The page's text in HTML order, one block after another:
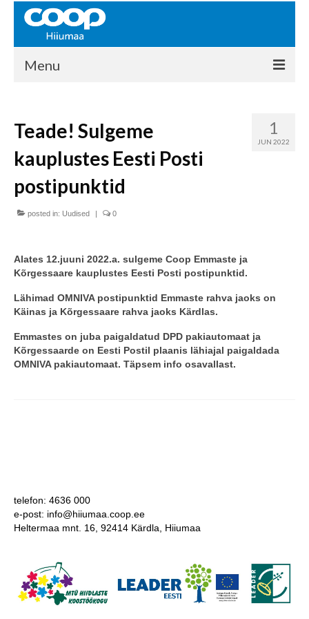
Menu
Kontakt
Liikmed
Ajalugu
KAUPLUSED
KAUBAMAJA
KAMPAANIAD
KINKEKAART
1
JUN 2022
Teade! Sulgeme
kauplustes Eesti Posti
postipunktid
posted in: Uudised | 0
Alates 12.juuni 2022.a. sulgeme Coop Emmaste ja
Kõrgessaare kauplustes Eesti Posti postipunktid.
Lähimad OMNIVApostipunktid Emmaste rahva jaoks on
Käinas ja Kõrgessaare rahva jaoks Kärdlas.
Emmastes on juba paigaldatud DPD pakiautomaat ja
Kõrgessaarde on Eesti Postil plaanis lähiajal paigaldada
OMNIVA pakiautomaat. Täpsem info osavallast.
telefon: 4636 000
e-post: info@hiiumaa.coop.ee
Heltermaa mnt. 16, 92414 Kärdla, Hiiumaa